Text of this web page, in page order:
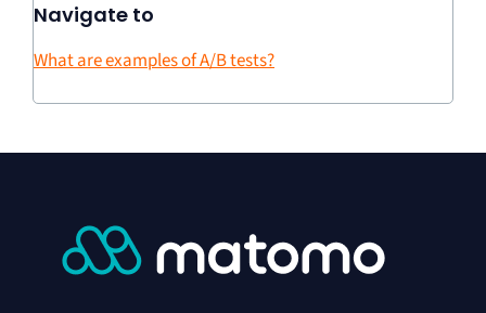
Navigate to
What are examples of A/B tests?